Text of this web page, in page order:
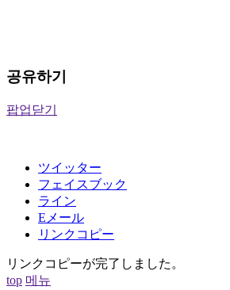
공유하기
팝업닫기
ツイッター
フェイスブック
ライン
Eメール
リンクコピー
リンクコピーが完了しました。
top 메뉴